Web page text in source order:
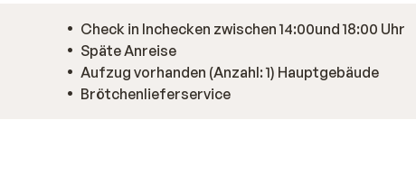
Check in Inchecken zwischen 14:00und 18:00 Uhr
Späte Anreise
Aufzug vorhanden (Anzahl: 1) Hauptgebäude
Brötchenlieferservice